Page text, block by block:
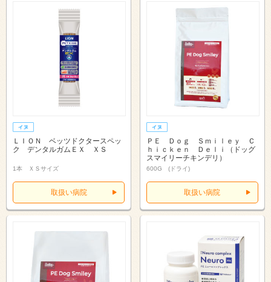
ＬＩＯＮ ベッツドクタースペッ
ク デンタルガムＥＸ ＸＳ
1本 ＸＳサイズ
取扱い病院
ＰＥ Ｄｏｇ Ｓｍｉｌｅｙ Ｃ
ｈｉｃｋｅｎ Ｄｅｌｉ（ドッグ
スマイリーチキンデリ）
600G (ドライ)
取扱い病院